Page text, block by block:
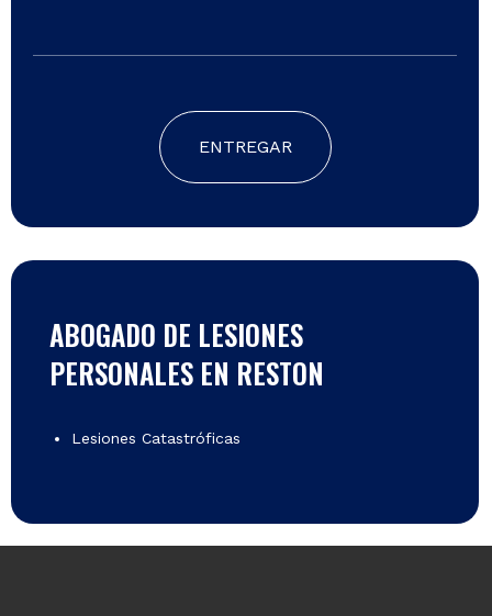
ENTREGAR
ABOGADO DE LESIONES
PERSONALES EN RESTON
Lesiones Catastróficas